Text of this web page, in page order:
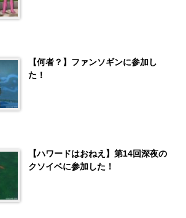
【何者？】ファンソギンに参加し
た！
【ハワードはおねえ】第14回深夜の
クソイベに参加した！